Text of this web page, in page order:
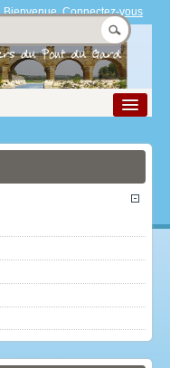
Bienvenue,Connectez-vous